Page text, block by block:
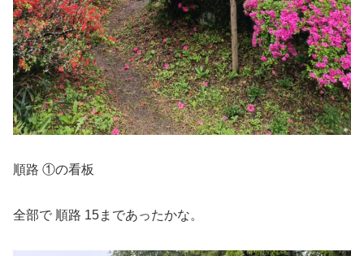
順路 ①の看板
全部で 順路 15まであったかな。